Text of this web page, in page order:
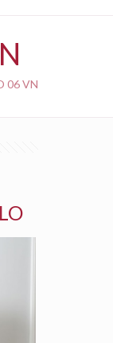
06 VN